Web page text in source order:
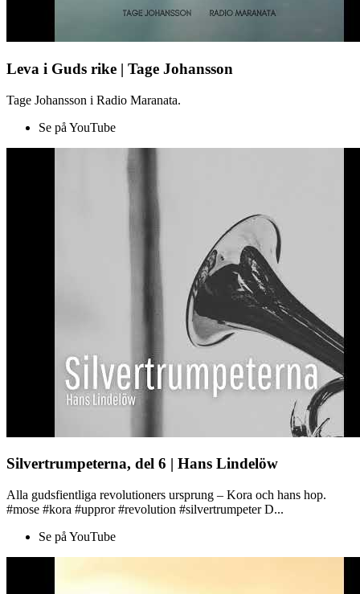
Leva i Guds rike | Tage Johansson
Tage Johansson i Radio Maranata.
Se på YouTube
Silvertrumpeterna, del 6 | Hans Lindelöw
Alla gudsfientliga revolutioners ursprung – Kora och hans hop.
#mose #kora #uppror #revolution #silvertrumpeter D...
Se på YouTube